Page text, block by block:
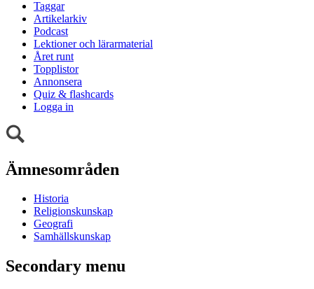
Taggar
Artikelarkiv
Podcast
Lektioner och lärarmaterial
Året runt
Topplistor
Annonsera
Quiz & flashcards
Logga in
Ämnesområden
Historia
Religionskunskap
Geografi
Samhällskunskap
Secondary menu